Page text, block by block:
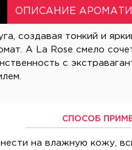
ОПИСАНИЕ
создавая тонкий и
A La Rose смело
СПОСОБ
на влажную кожу,